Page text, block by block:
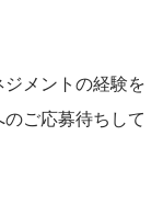
メントの経験を
ご応募待ちして